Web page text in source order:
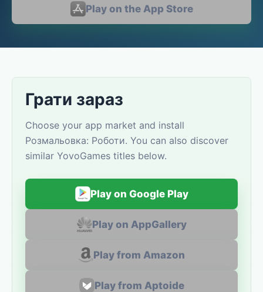
Play on the App Store
Грати зараз
Choose your app market and install
Розмальовка: Роботи. You can also discover
similar YovoGames titles below.
Play on Google Play
Play on AppGallery
Play from Amazon
Play from Aptoide